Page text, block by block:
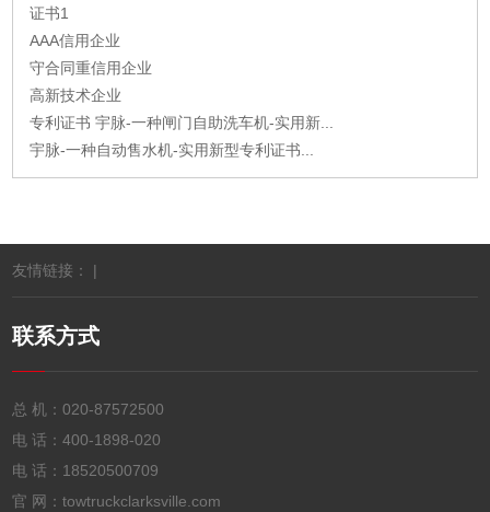
证书1
AAA信用企业
守合同重信用企业
高新技术企业
专利证书 宇脉-一种闸门自助洗车机-实用新...
宇脉-一种自动售水机-实用新型专利证书...
友情链接： |
联系方式
总 机：020-87572500
电 话：400-1898-020
电 话： 18520500709
官 网：towtruckclarksville.com